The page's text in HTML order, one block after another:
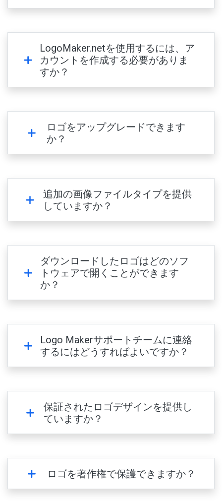
LogoMaker.netを使用するには、ア
カウントを作成する必要がありま
すか？
ロゴをアップグレードできます
か？
追加の画像ファイルタイプを提供
していますか？
ダウンロードしたロゴはどのソフ
トウェアで開くことができます
か？
Logo Makerサポートチームに連絡
するにはどうすればよいですか？
保証されたロゴデザインを提供し
ていますか？
ロゴを著作権で保護できますか？